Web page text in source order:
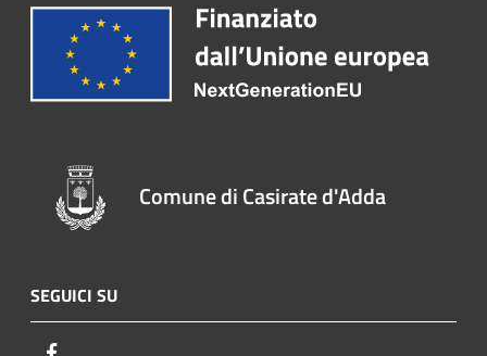
Comune di Casirate d'Adda
SEGUICI SU